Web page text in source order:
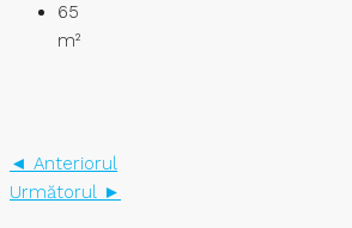
65
m²
◄ Anteriorul
Următorul ►